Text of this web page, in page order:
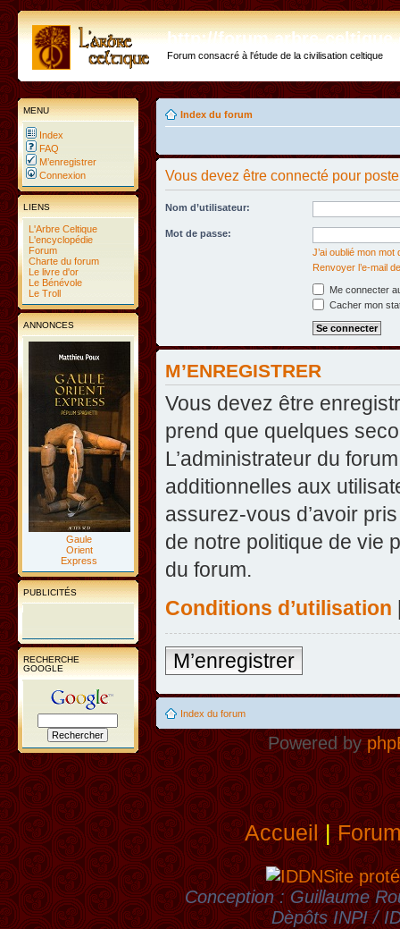
http://forum.arbre-
Forum consacré à l'étude de la civilisation celtique
MENU
Index
FAQ
M’enregistrer
Connexion
LIENS
L'Arbre Celtique
L'encyclopédie
Forum
Charte du forum
Le livre d'or
Le Bénévole
Le Troll
ANNONCES
Gaule
Orient
Express
PUBLICITÉS
RECHERCHE
GOOGLE
Index du forum
Vous devez être connecté pour
Nom d’utilisateur:
Mot de passe:
J’ai oublié mon mot
Renvoyer l’e-mail
Me connecter
Cacher mon
M’ENREGISTRER
Vous devez être
prend que quelques
L’administrateur du
additionnelles aux
assurez-vous d’avoir
de notre politique de vie
du forum.
Conditions d’utilisation
M’enregistrer
Index du forum
Powered by
Accueil|
Site
Conception : Guillaume
Dèpôts INPI /